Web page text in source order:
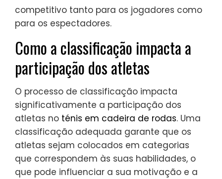
competitivo tanto para os jogadores como
para os espectadores.
Como a classificação impacta a
participação dos atletas
O processo de classificação impacta
significativamente a participação dos
atletas no ténis em cadeira de rodas. Uma
classificação adequada garante que os
atletas sejam colocados em categorias
que correspondem às suas habilidades, o
que pode influenciar a sua motivação e a